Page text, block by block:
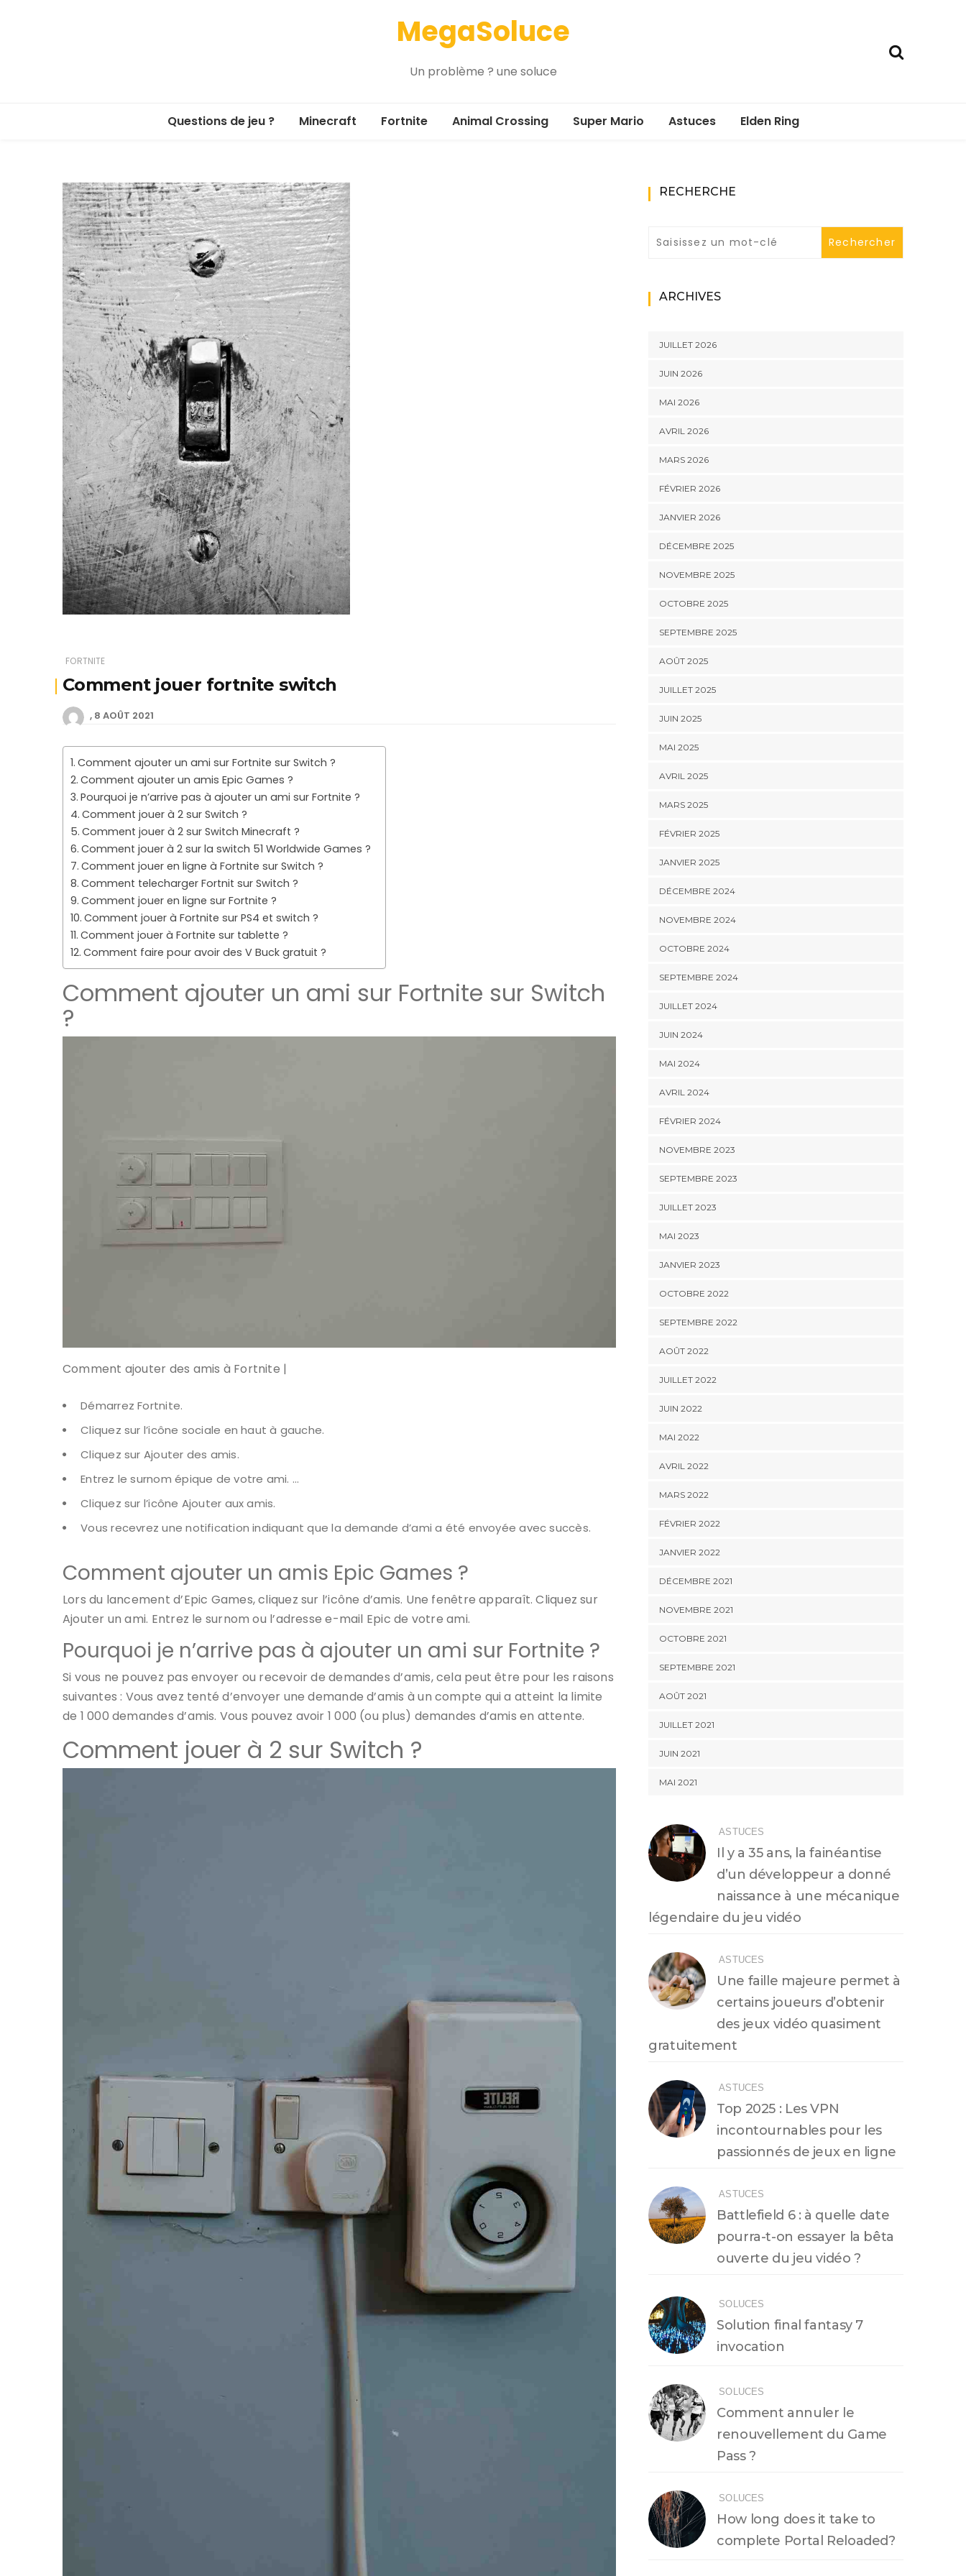
MegaSoluce
Un problème ? une soluce
Questions de jeu ? Minecraft Fortnite Animal Crossing Super Mario Astuces Elden Ring
FORTNITE
Comment jouer fortnite switch
8 AOÛT 2021
Comment ajouter un ami sur Fortnite sur Switch ?
Comment ajouter un amis Epic Games ?
Pourquoi je n’arrive pas à ajouter un ami sur Fortnite ?
Comment jouer à 2 sur Switch ?
Comment jouer à 2 sur Switch Minecraft ?
Comment jouer à 2 sur la switch 51 Worldwide Games ?
Comment jouer en ligne à Fortnite sur Switch ?
Comment telecharger Fortnit sur Switch ?
Comment jouer en ligne sur Fortnite ?
Comment jouer à Fortnite sur PS4 et switch ?
Comment jouer à Fortnite sur tablette ?
Comment faire pour avoir des V Buck gratuit ?
Comment ajouter un ami sur Fortnite sur Switch
?
Comment ajouter des amis à Fortnite |
Démarrez Fortnite.
Cliquez sur l’icône sociale en haut à gauche.
Cliquez sur Ajouter des amis.
Entrez le surnom épique de votre ami. …
Cliquez sur l’icône Ajouter aux amis.
Vous recevrez une notification indiquant que la demande d’ami a été envoyée avec succès.
Comment ajouter un amis Epic Games ?
Lors du lancement d’Epic Games, cliquez sur l’icône d’amis. Une fenêtre apparaît. Cliquez sur
Ajouter un ami. Entrez le surnom ou l’adresse e-mail Epic de votre ami.
Pourquoi je n’arrive pas à ajouter un ami sur Fortnite ?
Si vous ne pouvez pas envoyer ou recevoir de demandes d’amis, cela peut être pour les raisons
suivantes : Vous avez tenté d’envoyer une demande d’amis à un compte qui a atteint la limite
de 1 000 demandes d’amis. Vous pouvez avoir 1 000 (ou plus) demandes d’amis en attente.
Comment jouer à 2 sur Switch ?
RECHERCHE
ARCHIVES
JUILLET 2026
JUIN 2026
MAI 2026
AVRIL 2026
MARS 2026
FÉVRIER 2026
JANVIER 2026
DÉCEMBRE 2025
NOVEMBRE 2025
OCTOBRE 2025
SEPTEMBRE 2025
AOÛT 2025
JUILLET 2025
JUIN 2025
MAI 2025
AVRIL 2025
MARS 2025
FÉVRIER 2025
JANVIER 2025
DÉCEMBRE 2024
NOVEMBRE 2024
OCTOBRE 2024
SEPTEMBRE 2024
JUILLET 2024
JUIN 2024
MAI 2024
AVRIL 2024
FÉVRIER 2024
NOVEMBRE 2023
SEPTEMBRE 2023
JUILLET 2023
MAI 2023
JANVIER 2023
OCTOBRE 2022
SEPTEMBRE 2022
AOÛT 2022
JUILLET 2022
JUIN 2022
MAI 2022
AVRIL 2022
MARS 2022
FÉVRIER 2022
JANVIER 2022
DÉCEMBRE 2021
NOVEMBRE 2021
OCTOBRE 2021
SEPTEMBRE 2021
AOÛT 2021
JUILLET 2021
JUIN 2021
MAI 2021
ASTUCES
Il y a 35 ans, la fainéantise
d’un développeur a donné
naissance à une mécanique
légendaire du jeu vidéo
ASTUCES
Une faille majeure permet à
certains joueurs d’obtenir
des jeux vidéo quasiment
gratuitement
ASTUCES
Top 2025 : Les VPN
incontournables pour les
passionnés de jeux en ligne
ASTUCES
Battlefield 6 : à quelle date
pourra-t-on essayer la bêta
ouverte du jeu vidéo ?
SOLUCES
Solution final fantasy 7
invocation
SOLUCES
Comment annuler le
renouvellement du Game
Pass ?
SOLUCES
How long does it take to
complete Portal Reloaded?